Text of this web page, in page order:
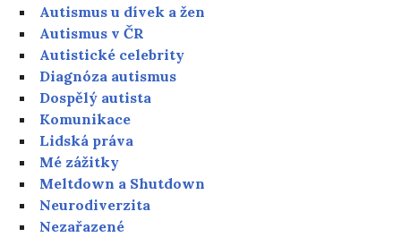
Autismus u dívek a žen
Autismus v ČR
Autistické celebrity
Diagnóza autismus
Dospělý autista
Komunikace
Lidská práva
Mé zážitky
Meltdown a Shutdown
Neurodiverzita
Nezařazené